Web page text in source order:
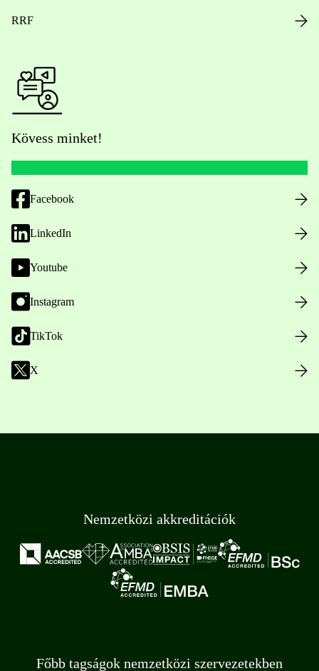
RRF
Kövess minket!
Facebook
LinkedIn
Youtube
Instagram
TikTok
X
Nemzetközi akkreditációk
Főbb tagságok nemzetközi szervezetekben